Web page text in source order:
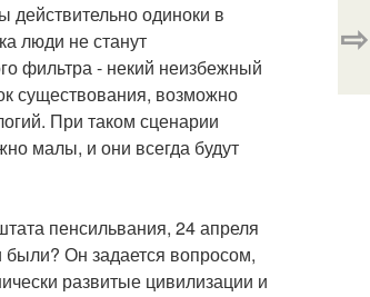
одиноки в
люди не станут
фильтра - некий неизбежный
существования, возможно
При таком сценарии
малы, и они всегда будут
пенсильвания, 24 апреля
были? Он задается вопросом,
развитые цивилизации и
⇨